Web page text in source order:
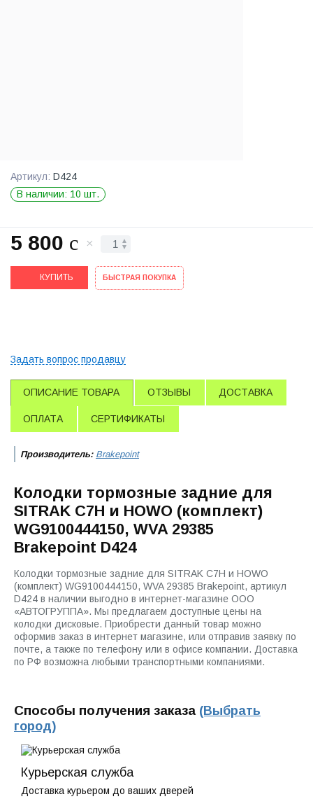
Артикул: D424
В наличии: 10 шт.
5 800 c
КУПИТЬ БЫСТРАЯ ПОКУПКА
Задать вопрос продавцу
ОПИСАНИЕ ТОВАРА ОТЗЫВЫ ДОСТАВКА
ОПЛАТА СЕРТИФИКАТЫ
Производитель: Brakepoint
Колодки тормозные задние для
SITRAK C7H и HOWO (комплект)
WG9100444150, WVA 29385
Brakepoint D424
Колодки тормозные задние для SITRAK C7H и HOWO
(комплект) WG9100444150, WVA 29385 Brakepoint, артикул
D424 в наличии выгодно в интернет-магазине ООО
«АВТОГРУППА». Мы предлагаем доступные цены на
колодки дисковые. Приобрести данный товар можно
оформив заказ в интернет магазине, или отправив заявку по
почте, а также по телефону или в офисе компании. Доставка
по РФ возможна любыми транспортными компаниями.
Способы получения заказа (Выбрать
город)
Курьерская служба
Доставка курьером до ваших дверей